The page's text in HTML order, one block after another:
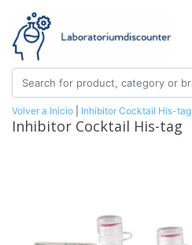
Volver a Inicio Inhibitor Cocktail His-tag
Inhibitor Cocktail His-tag